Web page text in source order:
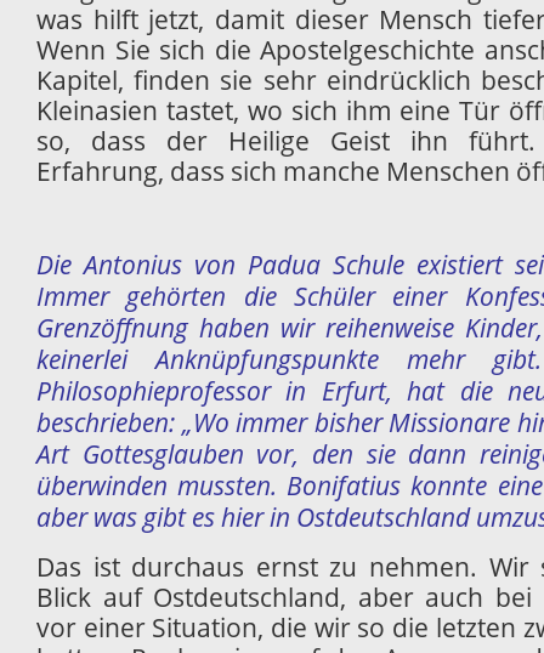
was hilft jetzt, damit dieser Mensch
Wenn Sie sich die Apostelgeschichte
Kapitel, finden sie sehr eindrücklich
Kleinasien tastet, wo sich ihm eine Tür
so, dass der Heilige Geist ihn
Erfahrung, dass sich manche Menschen
Die Antonius von Padua Schule existiert
Immer gehörten die Schüler einer
Grenzöffnung haben wir reihenweise
keinerlei Anknüpfungspunkte mehr
Philosophieprofessor in Erfurt, hat die
beschrieben: „Wo immer bisher Missionare
Art Gottesglauben vor, den sie dann
überwinden mussten. Bonifatius konnte
aber was gibt es hier in Ostdeutschland
Das ist durchaus ernst zu nehmen.
Blick auf Ostdeutschland, aber auch
vor einer Situation, die wir so die letzten